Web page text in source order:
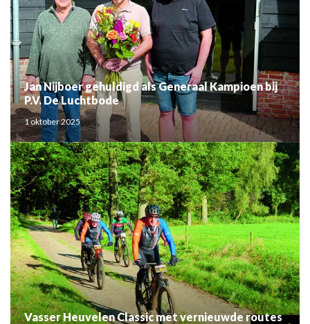
Jan Nijboer gehuldigd als Generaal Kampioen bij
P.V. De Luchtbode
1 oktober 2025
Vasser Heuvelen Classic met vernieuwde routes